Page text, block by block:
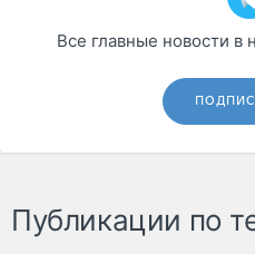
Все главные новости в
Публикации по